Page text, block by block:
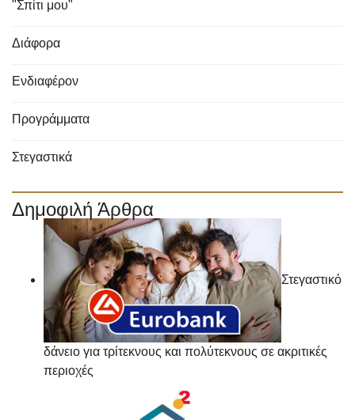
"Σπίτι μου"
Διάφορα
Ενδιαφέρον
Προγράμματα
Στεγαστικά
Δημοφιλή Άρθρα
Στεγαστικό
δάνειο για τρίτεκνους και πολύτεκνους σε ακριτικές
περιοχές